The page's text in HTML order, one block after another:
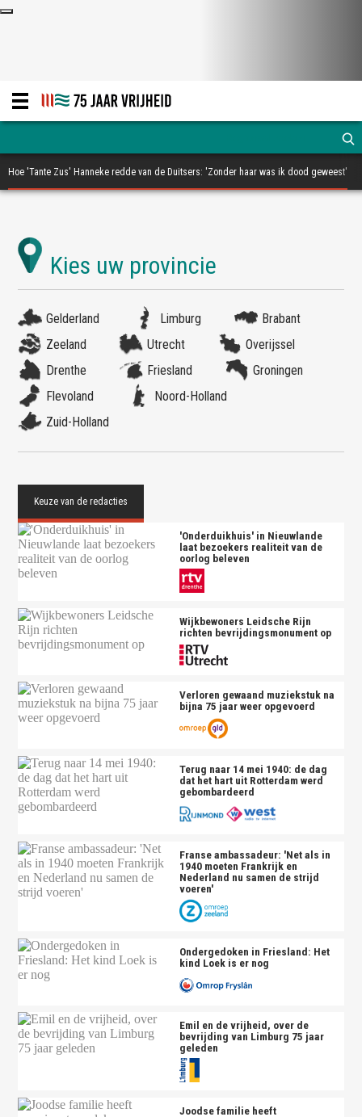
Hoe 'Tante Zus' Hanneke redde van de Duitsers: 'Zonder haar was ik dood geweest'
Gelderland Limburg
Brabant
Zeeland
Utrecht
Overijssel
Drenthe
Friesland
Groningen
Flevoland
Noord-Holland
Zuid-Holland
'Onderduikhuis' in Nieuwlande
laat bezoekers realiteit van de
oorlog beleven
Wijkbewoners Leidsche Rijn
richten bevrijdingsmonument op
Verloren gewaand muziekstuk na
bijna 75 jaar weer opgevoerd
Terug naar 14 mei 1940: de dag
dat het hart uit Rotterdam werd
gebombardeerd
Franse ambassadeur: 'Net als in
1940 moeten Frankrijk en
Nederland nu samen de strijd
voeren'
Ondergedoken in Friesland: Het
kind Loek is er nog
Emil en de vrijheid, over de
bevrijding van Limburg 75 jaar
geleden
Joodse familie heeft